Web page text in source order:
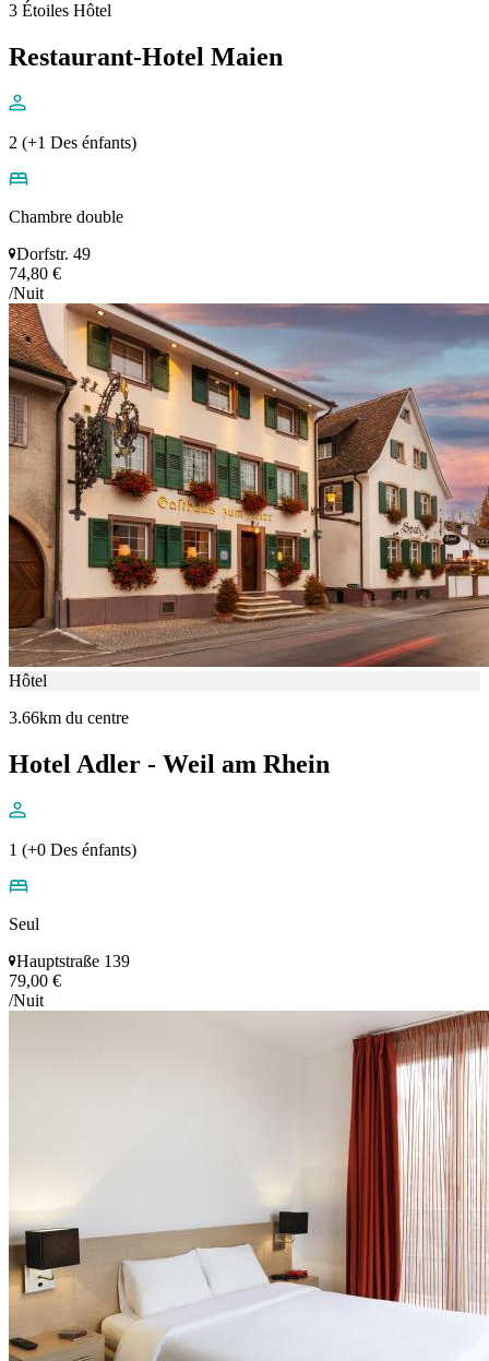
3 Étoiles Hôtel
Restaurant-Hotel Maien
2 (+1 Des énfants)
Chambre double
Dorfstr. 49
74,80 €
/Nuit
Hôtel
3.66km du centre
Hotel Adler - Weil am Rhein
1 (+0 Des énfants)
Seul
Hauptstraße 139
79,00 €
/Nuit